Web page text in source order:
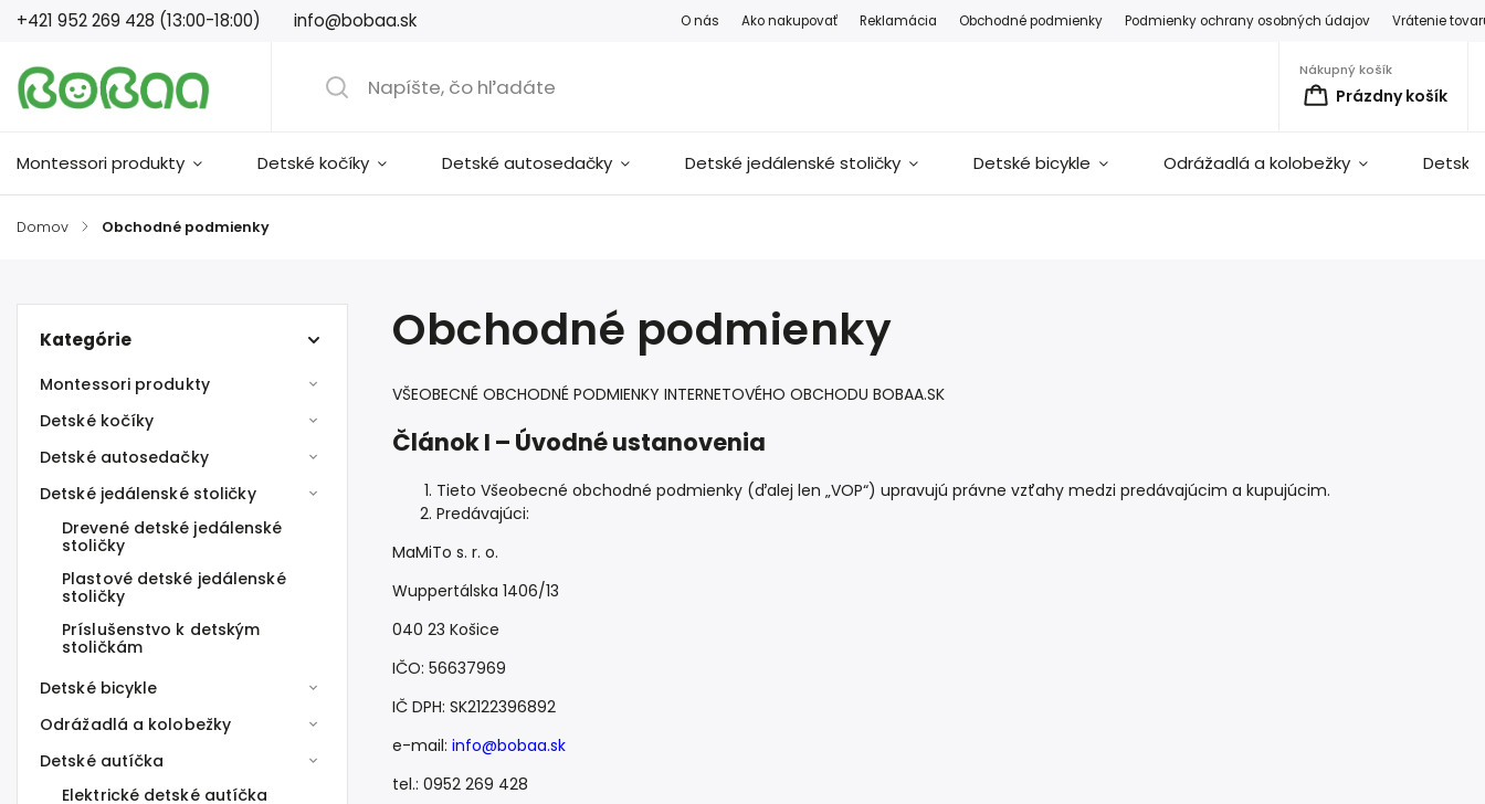
+421 952 269 428 (13:00-18:00) info@bobaa.sk O nás Ako nakupovať Reklamácia Obchodné podmienky Podmienky ochrany osobných údajov Vrátenie
Nákupný košík
Prázdny košík
Montessori produkty Detské kočíky Detské autosedačky Detské jedálenské stoličky Detské bicykle Odrážadlá a kolobežky
Domov / Obchodné podmienky
Kategórie
Montessori produkty
Detské kočíky
Detské autosedačky
Detské jedálenské stoličky
Drevené detské jedálenské
stoličky
Plastové detské jedálenské
stoličky
Príslušenstvo k detským
stoličkám
Detské bicykle
Odrážadlá a kolobežky
Detské autíčka
Elektrické detské autíčka
Obchodné podmienky
VŠEOBECNÉ OBCHODNÉ PODMIENKY INTERNETOVÉHO OBCHODU BOBAA.SK
Článok I – Úvodné ustanovenia
Tieto Všeobecné obchodné podmienky (ďalej len „VOP“) upravujú právne vzťahy medzi predávajúcim a kupujúcim.
Predávajúci:
MaMiTo s. r. o.
Wuppertálska 1406/13
040 23 Košice
IČO: 56637969
IČ DPH: SK2122396892
e-mail: info@bobaa.sk
tel.: 0952 269 428